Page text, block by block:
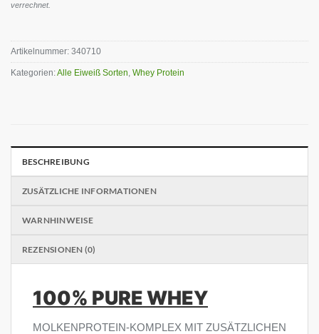
verrechnet.
Artikelnummer: 340710
Kategorien:Alle Eiweiß Sorten, Whey Protein
BESCHREIBUNG
ZUSÄTZLICHE INFORMATIONEN
WARNHINWEISE
REZENSIONEN (0)
100% PURE WHEY
MOLKENPROTEIN-KOMPLEX MIT ZUSÄTZLICHEN